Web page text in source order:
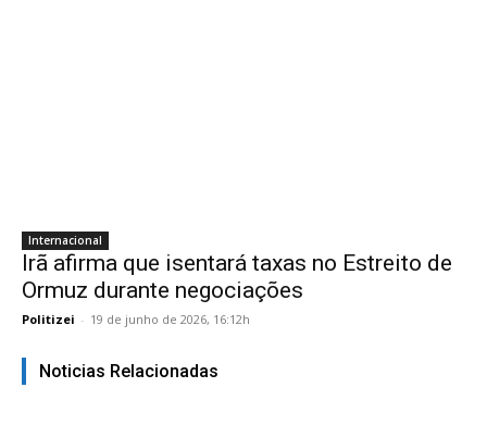
Internacional
Irã afirma que isentará taxas no Estreito de
Ormuz durante negociações
Politizei - 19 de junho de 2026, 16:12h
Noticias Relacionadas